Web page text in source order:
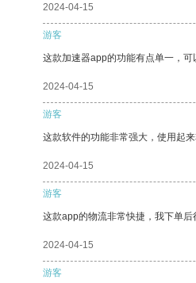
2024-04-15
游客
这款加速器app的功能有点单一，
2024-04-15
游客
这款软件的功能非常强大，使用起来
2024-04-15
游客
这款app的物流非常快捷，我下单后
2024-04-15
游客